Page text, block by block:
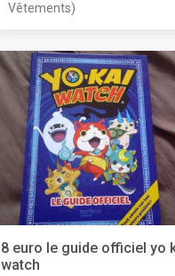
Vêtements)
8 euro le guide officiel yo
watch